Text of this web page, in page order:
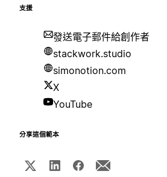
支援
發送電子郵件給創作者
stackwork.studio
simonotion.com
X
YouTube
分享這個範本